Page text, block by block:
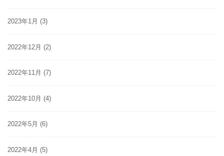
2023年1月 (3)
2022年12月 (2)
2022年11月 (7)
2022年10月 (4)
2022年5月 (6)
2022年4月 (5)